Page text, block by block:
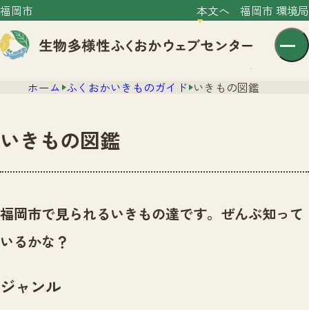
福岡市 本文へ 福岡市 環境局
センター紹介
センター紹介TOP
サイトポリシー
ニュース
いきものガイド
イベント
ホーム ふくおかいきものガイド いきもの図鑑
いきもの図鑑
福岡市で見られるいきもの達です。ぜんぶ知って
いるかな？
ジャンル